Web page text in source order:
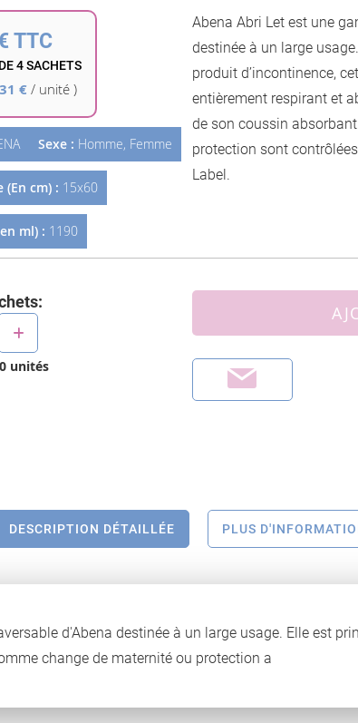
au
de
la
Galerie
TTC
4 SACHETS
€/ unité )
Sexe : Homme, Femme
cm) : 15x60
ml) : 1190
Abena Abri Let est une
destinée à un large
produit d’incontinence,
entièrement respirant et
de son coussin
protection sont
Label.
unités
DESCRIPTION DÉTAILLÉE PLUS
d'Abena destinée à un large usage. Elle est
change de maternité ou protection a